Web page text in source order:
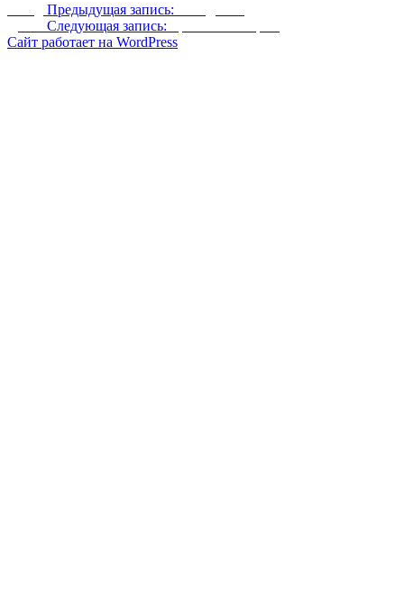
Предыдущая запись:
Следующая запись:
Сайт работает на WordPress